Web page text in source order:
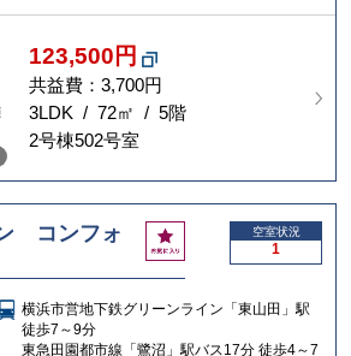
123,500円
共益費：3,700円
3LDK / 72㎡ / 5階
2号棟502号室
コンフォ
お
気
に
入
空室状況
1
横浜市営地下鉄グリーンライン「東山田」駅
徒歩7～9分
東急田園都市線「鷺沼」駅バス17分 徒歩4～7